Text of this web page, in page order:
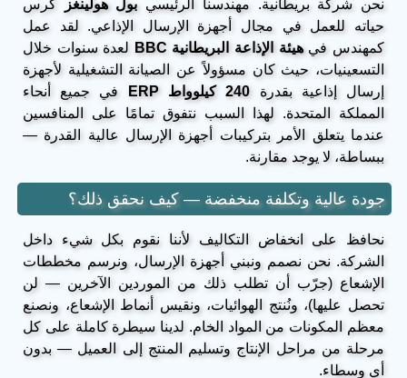
نحن شركة بريطانية. مهندسنا الرئيسيبول هولينغز
كرس
حياته للعمل في مجال أجهزة الإرسال الإذاعي. لقد عمل
كمهندس فيهيئة الإذاعة البريطانية BBC
لعدة سنوات خلال
التسعينيات، حيث كان مسؤولاً عن الصيانة التشغيلية لأجهزة
إرسال إذاعية بقدرة 240 كيلوواط ERP
في جميع أنحاء
المملكة المتحدة. لهذا السبب نتفوق تمامًا على المنافسين
عندما يتعلق الأمر بتركيبات أجهزة الإرسال عالية القدرة —
ببساطة، لا يوجد مقارنة.
جودة عالية وتكلفة منخفضة — كيف نحقق ذلك؟
نحافظ على انخفاض التكاليف لأننا نقوم بكل شيء داخل
الشركة. نحن نصمم ونبني أجهزة الإرسال، ونرسم مخططات
الإشعاع (جرّب أن تطلب ذلك من الموردين الآخرين — لن
تحصل عليها)، ونُنتج الهوائيات، ونقيس أنماط الإشعاع، ونصنع
معظم المكونات من المواد الخام. لدينا سيطرة كاملة على كل
مرحلة من مراحل الإنتاج وتسليم المنتج إلى العميل — بدون
أي وسطاء.